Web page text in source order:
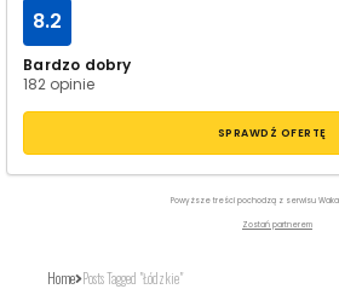
Bardzo dobry
182 opinie
8.2
SPRAWDŹ OFERTĘ
Powyższe treści pochodzą z serwisu
Zostań partnerem
Home Posts Tagged "łódzkie"